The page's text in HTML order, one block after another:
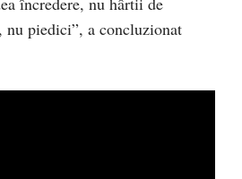
piedici”, a concluzionat